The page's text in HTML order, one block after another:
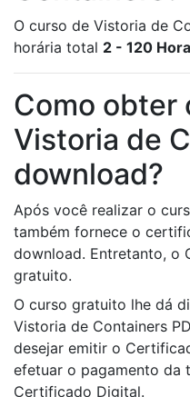
O curso de Vistoria de
horária total 2 - 120
Como obter
Vistoria de
download?
Após você realizar o
também fornece o
download. Entretanto, o
gratuito.
O curso gratuito lhe dá
Vistoria de Containers
desejar emitir o
efetuar o pagamento da
Certificado Digital.